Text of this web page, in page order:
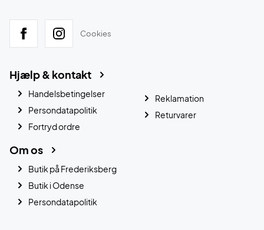
Cookies
Hjælp & kontakt
Handelsbetingelser
Persondatapolitik
Fortryd ordre
Reklamation
Returvarer
Om os
Butik på Frederiksberg
Butik i Odense
Persondatapolitik